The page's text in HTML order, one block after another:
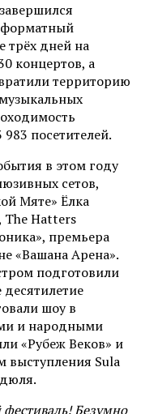
трёх дней на
концертов, а
территорию
посетителей.
в этом году
сетов,
Мяте» Ёлка
The Hatters
премьера
«Вашана Арена».
подготовили
шоу в
и народными
«Рубеж Веков» и
выступления Sula
Безумно